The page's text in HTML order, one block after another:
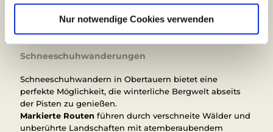
l
Nur notwendige Cookies verwenden
Schneeschuhwanderungen
Schneeschuhwandern in Obertauern bietet eine
perfekte Möglichkeit, die winterliche Bergwelt abseits
der Pisten zu genießen.
Markierte Routen führen durch verschneite Wälder und
unberührte Landschaften mit atemberaubendem